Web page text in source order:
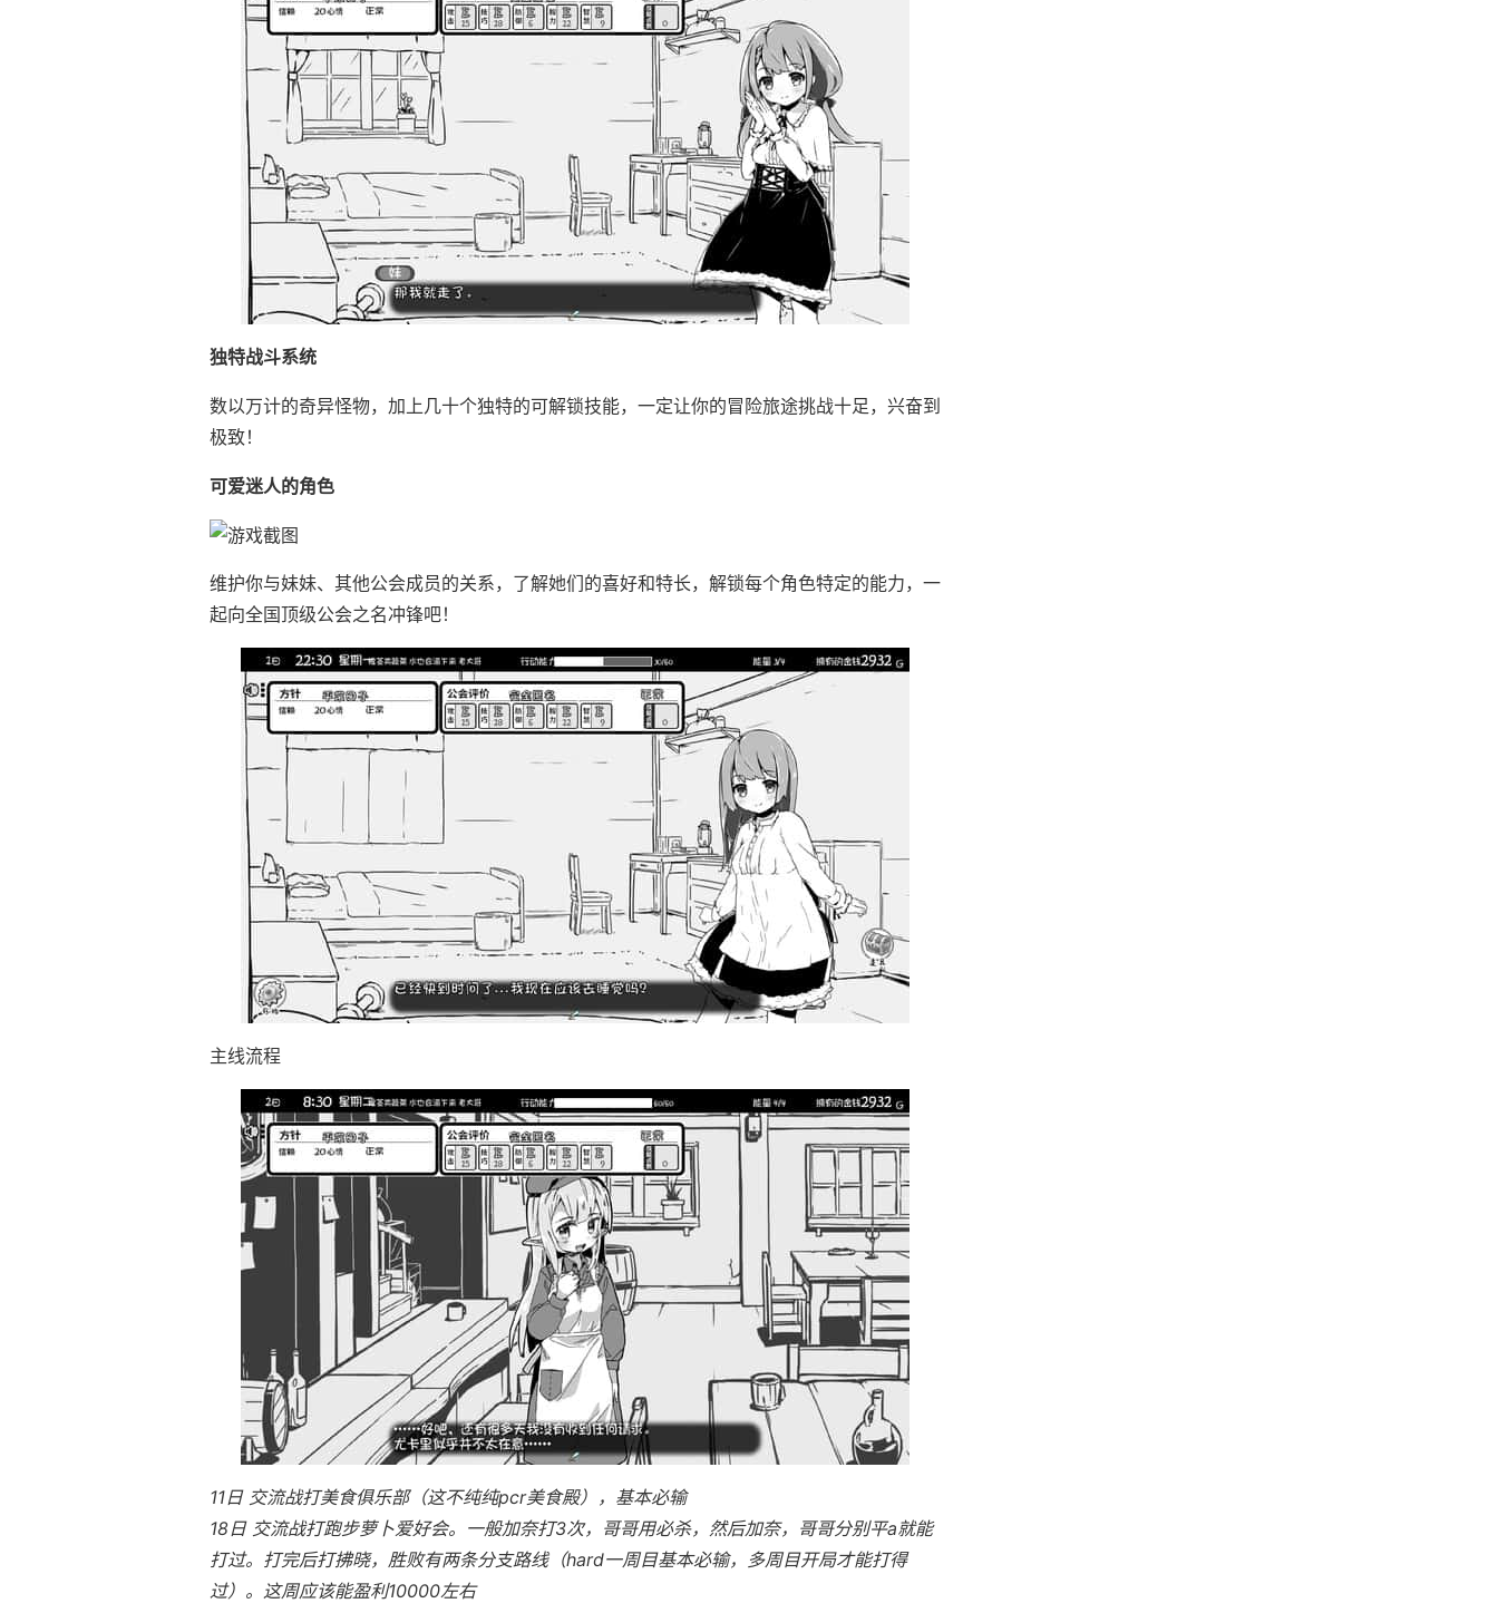
独特战斗系统
数以万计的奇异怪物，加上几十个独特的可解锁技能，一定让你的冒险旅途挑战十足，兴奋到
极致！
可爱迷人的角色
维护你与妹妹、其他公会成员的关系，了解她们的喜好和特长，解锁每个角色特定的能力，一
起向全国顶级公会之名冲锋吧！
主线流程
11日 交流战打美食俱乐部（这不纯纯pcr美食殿），基本必输
18日 交流战打跑步萝卜爱好会。一般加奈打3次，哥哥用必杀，然后加奈，哥哥分别平a就能
打过。打完后打拂晓，胜败有两条分支路线（hard一周目基本必输，多周目开局才能打得
过）。这周应该能盈利10000左右